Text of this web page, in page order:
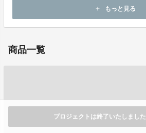
プロジェクトは終了いたしました
add もっと見る
商品一覧